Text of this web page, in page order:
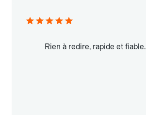
Rien à redire, rapide et fiable.